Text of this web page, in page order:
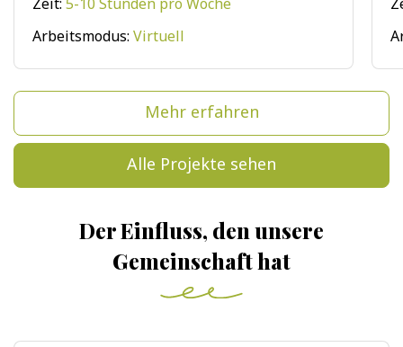
Arbeitsmodus:Virtuell
Mehr erfahren
Alle Projekte sehen
Der Einfluss, den unsere
Gemeinschaft hat